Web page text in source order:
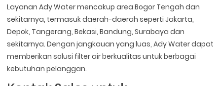
Layanan Ady Water mencakup area Bogor Tengah dan
sekitarnya, termasuk daerah-daerah seperti Jakarta,
Depok, Tangerang, Bekasi, Bandung, Surabaya dan
sekitarnya. Dengan jangkauan yang luas, Ady Water dapat
memberikan solusi filter air berkualitas untuk berbagai
kebutuhan pelanggan.